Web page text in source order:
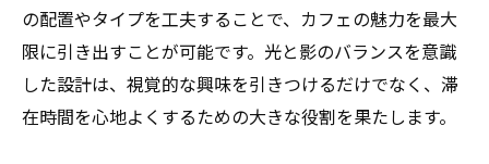
の配置やタイプを工夫することで、カフェの魅力を最大
限に引き出すことが可能です。光と影のバランスを意識
した設計は、視覚的な興味を引きつけるだけでなく、滞
在時間を心地よくするための大きな役割を果たします。